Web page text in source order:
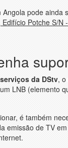
Angola pode ainda
Edifício Potche S/N
da DStv,
LNB (elemento
é também
emissão de TV